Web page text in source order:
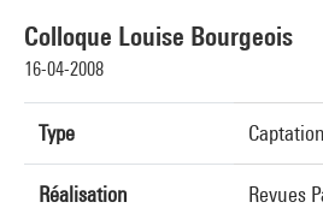
Colloque Louise Bourgeois
16-04-2008
Type
Réalisation
Revues